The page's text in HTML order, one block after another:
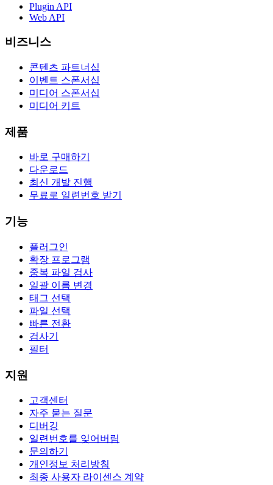
Plugin API
Web API
비즈니스
콘텐츠 파트너십
이벤트 스폰서십
미디어 스폰서십
미디어 키트
제품
바로 구매하기
다운로드
최신 개발 진행
무료로 일련번호 받기
기능
플러그인
확장 프로그램
중복 파일 검사
일괄 이름 변경
태그 선택
파일 선택
빠른 전환
검사기
필터
지원
고객센터
자주 묻는 질문
디버깅
일련번호를 잊어버림
문의하기
개인정보 처리방침
최종 사용자 라이센스 계약